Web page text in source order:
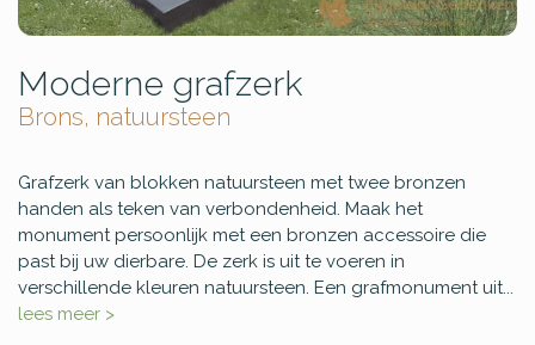
Moderne grafzerk
Brons, natuursteen
Grafzerk van blokken natuursteen met twee bronzen
handen als teken van verbondenheid. Maak het
monument persoonlijk met een bronzen accessoire die
past bij uw dierbare. De zerk is uit te voeren in
verschillende kleuren natuursteen. Een grafmonument uit...
lees meer >